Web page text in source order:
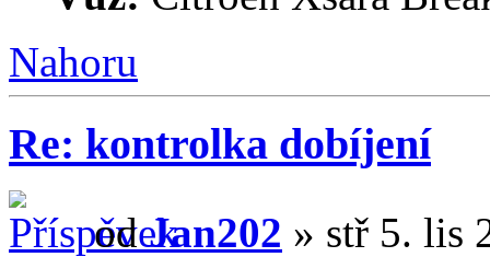
Nahoru
Re: kontrolka dobíjení
odJan202 » stř 5. lis